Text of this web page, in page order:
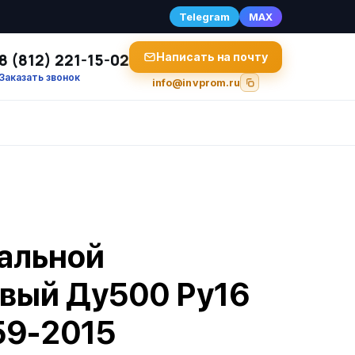
Telegram MAX
(812) 221-15-02
звонок
Написать на почту
info@invprom.ru
Ду500 Ру16
2015